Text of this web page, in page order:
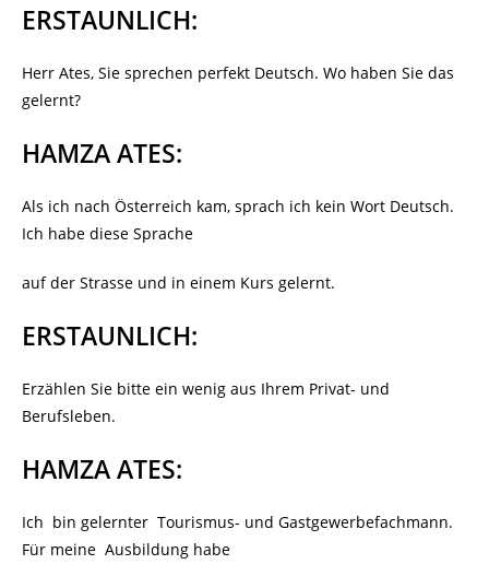
ERSTAUNLICH:
Herr Ates, Sie sprechen perfekt Deutsch. Wo haben Sie das
gelernt?
HAMZA ATES:
Als ich nach Österreich kam, sprach ich kein Wort Deutsch.
Ich habe diese Sprache
auf der Strasse und in einem Kurs gelernt.
ERSTAUNLICH:
Erzählen Sie bitte ein wenig aus Ihrem Privat- und
Berufsleben.
HAMZA ATES:
Ich bin gelernter Tourismus- und Gastgewerbefachmann.
Für meine Ausbildung habe